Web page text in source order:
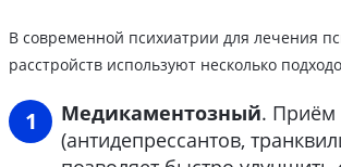
В современной психиатрии для лечения
расстройств используют несколько
Медикаментозный. Приём
(антидепрессантов,